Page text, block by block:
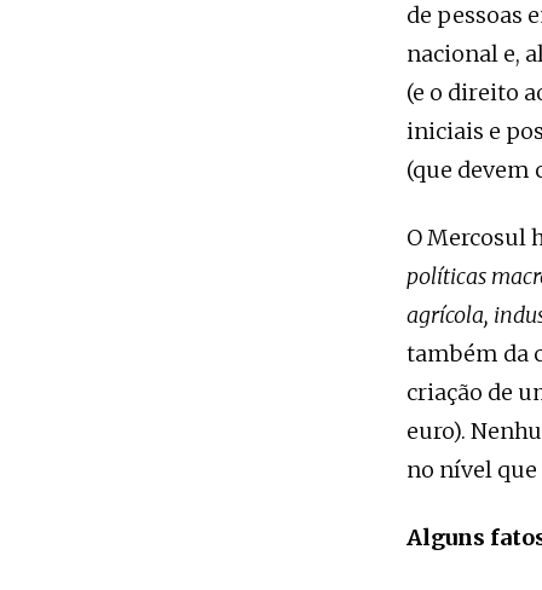
de pessoas
nacional e,
(e o direito
iniciais e
(que devem
O Mercosul
políticas
agrícola,
também da
criação de
euro).
no nível
Alguns